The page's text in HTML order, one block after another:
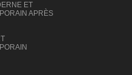
ET
APRÈS